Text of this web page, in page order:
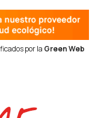
por la Green Web